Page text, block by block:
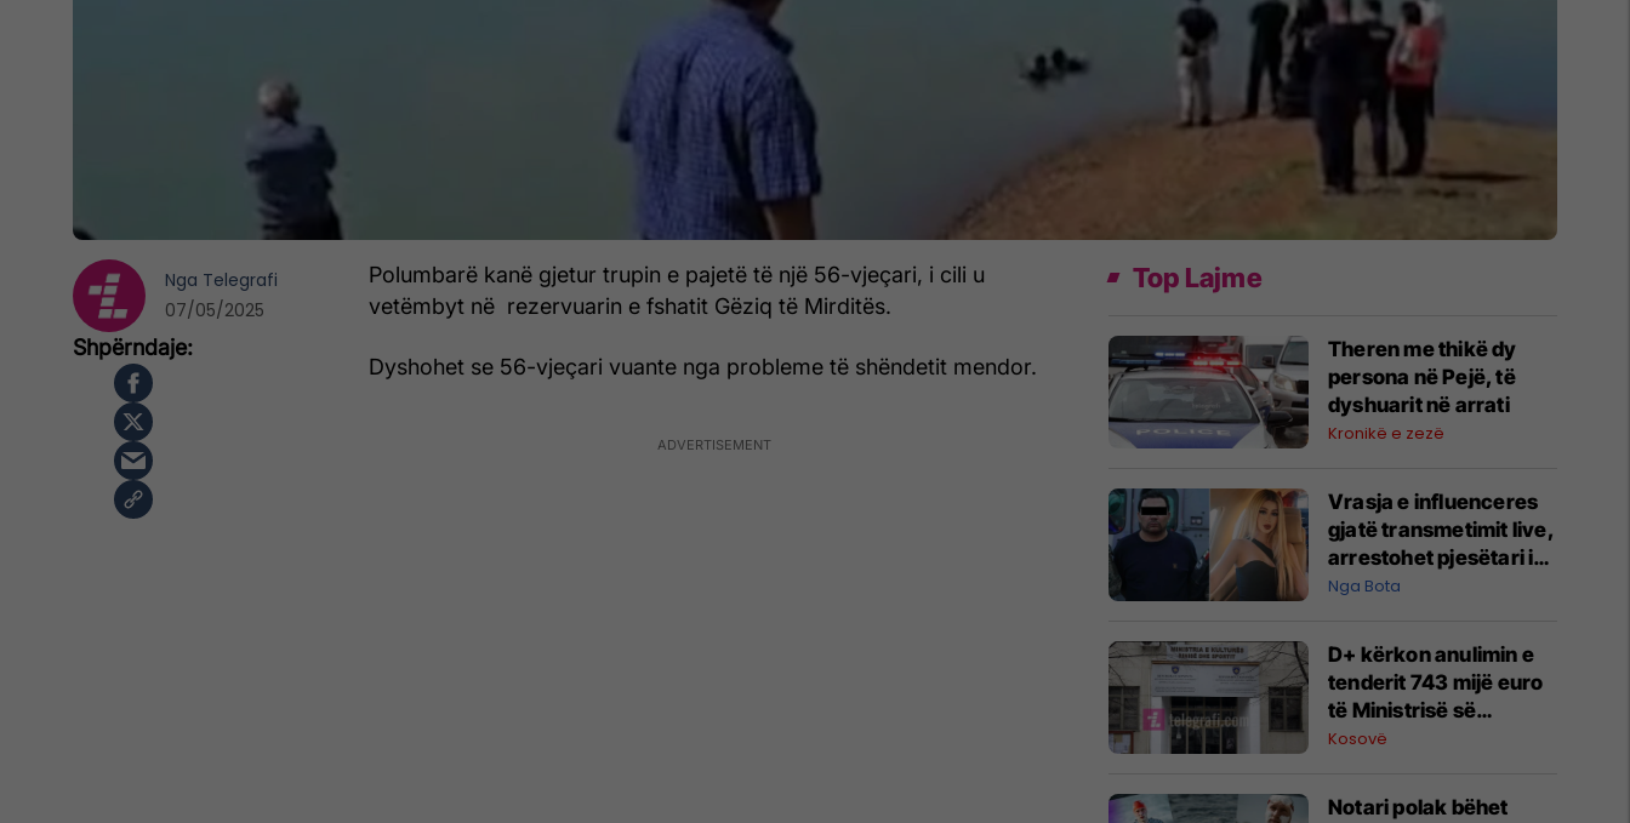
Polumbarë kanë gjetur trupin e pajetë të një 56-vjeçari, i cili u
vetëmbyt në rezervuarin e fshatit Gëziq të Mirditës.
Dyshohet se 56-vjeçari vuante nga probleme të shëndetit mendor.
Nga Telegrafi
07/05/2025
Top Lajme
Theren me thikë dy
persona në Pejë, të
dyshuarit në arrati
Kronikë e zezë
Vrasja e influenceres
gjatë transmetimit live,
arrestohet pjesëtari i
kartelit meksikan
Nga Bota
D+ kërkon anulimin e
tenderit 743 mijë euro
të Ministrisë së
Kulturës për
‘konsulentëve’
Kosovë
Notari polak bëhet